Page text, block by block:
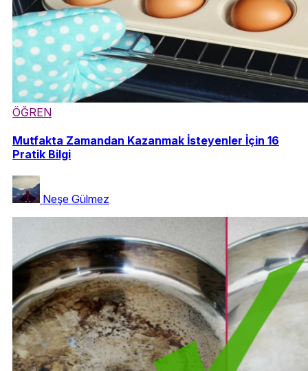
ÖĞREN
Mutfakta Zamandan Kazanmak İsteyenler İçin 16
Pratik Bilgi
Neşe Gülmez